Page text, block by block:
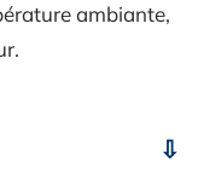
ambiante,